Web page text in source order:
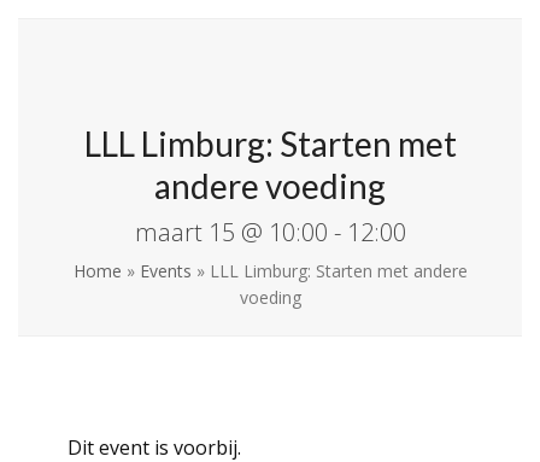
LLL Limburg: Starten met
andere voeding
maart 15 @ 10:00 - 12:00
Home » Events » LLL Limburg: Starten met andere
voeding
Dit event is voorbij.